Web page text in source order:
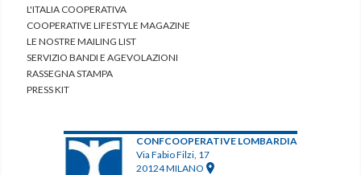
L'ITALIA COOPERATIVA
COOPERATIVE LIFESTYLE MAGAZINE
LE NOSTRE MAILING LIST
SERVIZIO BANDI E AGEVOLAZIONI
RASSEGNA STAMPA
PRESS KIT
CONFCOOPERATIVE LOMBARDIA
Via Fabio Filzi, 17
20124 MILANO